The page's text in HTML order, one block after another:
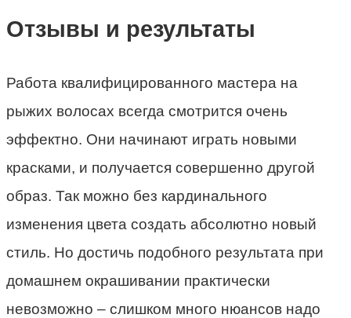
Отзывы и результаты
Работа квалифицированного мастера на
рыжих волосах всегда смотрится очень
эффектно. Они начинают играть новыми
красками, и получается совершенно другой
образ. Так можно без кардинального
изменения цвета создать абсолютно новый
стиль. Но достичь подобного результата при
домашнем окрашивании практически
невозможно – слишком много нюансов надо